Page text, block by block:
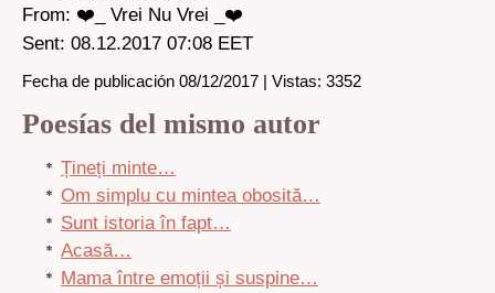
From: ❤️_ Vrei Nu Vrei _❤️
Sent: 08.12.2017 07:08 EET
Fecha de publicación 08/12/2017 | Vistas: 3352
Poesías del mismo autor
Țineți minte…
Om simplu cu mintea obosită…
Sunt istoria în fapt…
Acasă…
Mama între emoții și suspine…